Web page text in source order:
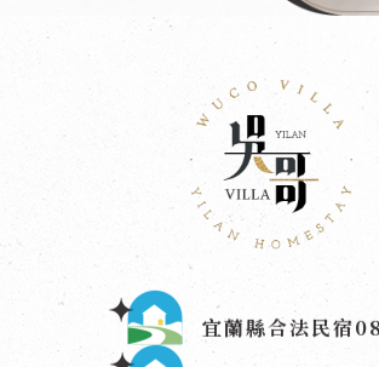
宜蘭縣合法民宿